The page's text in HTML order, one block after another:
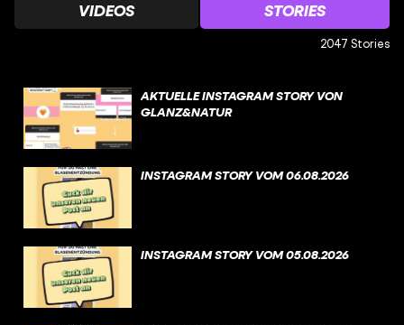
VIDEOS STORIES
2047 Stories
AKTUELLE INSTAGRAM STORY VON
GLANZ&NATUR
INSTAGRAM STORY VOM 06.08.2026
INSTAGRAM STORY VOM 05.08.2026